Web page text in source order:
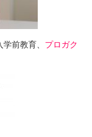
前教育、 プロガク